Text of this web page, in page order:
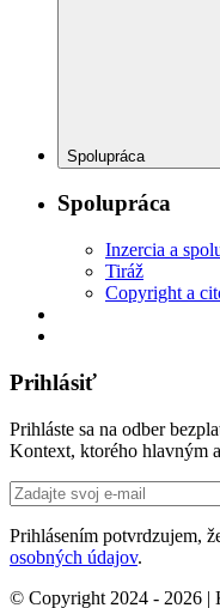
Spolupráca
Spolupráca
Inzercia a
Tiráž
Copyright a
Prihlásiť
Prihláste sa na odber
Kontext, ktorého hlavným
Prihlásením potvrdzujem,
osobných údajov.
© Copyright 2024 - 2026 |